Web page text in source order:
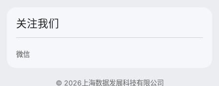
关注我们
微信
© 2026上海数据发展科技有限公司